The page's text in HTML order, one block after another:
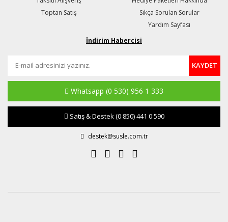
Toptan Satış
Sıkça Sorulan Sorular
Yardım Sayfası
İndirim Habercisi
KAYDET
Whatsapp (0 530) 956 1 333
Satış & Destek(0 850) 441 0 590
destek@susle.com.tr